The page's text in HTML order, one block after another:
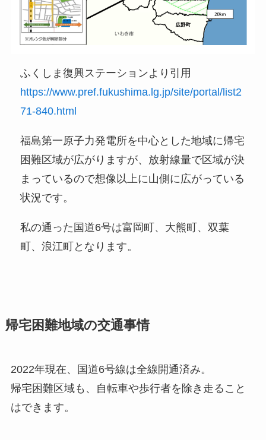
ふくしま復興ステーションより引用
https://www.pref.fukushima.lg.jp/site/portal/list2
71-840.html
福島第一原子力発電所を中心とした地域に帰宅
困難区域が広がりますが、放射線量で区域が決
まっているので想像以上に山側に広がっている
状況です。
私の通った国道6号は富岡町、大熊町、双葉
町、浪江町となります。
帰宅困難地域の交通事情
2022年現在、国道6号線は全線開通済み。
帰宅困難区域も、自転車や歩行者を除き走ること
はできます。